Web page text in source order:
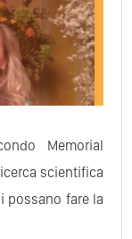
Memorial
scientifica
possano fare la